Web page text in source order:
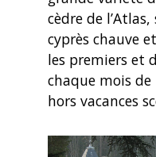
cèdre de
cyprès chauve
les premiers et
chaque mois de
hors vacances